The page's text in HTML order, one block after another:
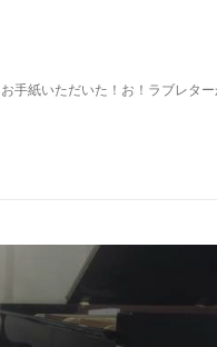
手紙いただいた！お！ラブレタ